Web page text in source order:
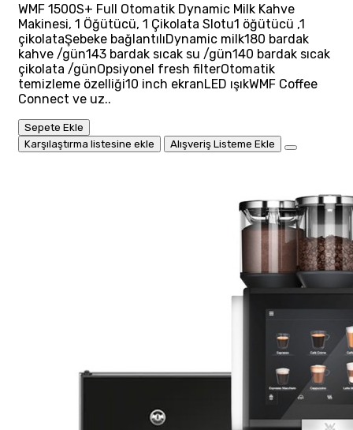
WMF 1500S+ Full Otomatik Dynamic Milk Kahve
Makinesi, 1 Öğütücü, 1 Çikolata Slotu1 öğütücü ,1
çikolataŞebeke bağlantılıDynamic milk180 bardak
kahve /gün143 bardak sıcak su /gün140 bardak sıcak
çikolata /günOpsiyonel fresh filterOtomatik
temizleme özelliği10 inch ekranLED ışıkWMF Coffee
Connect ve uz..
Sepete Ekle
Karşılaştırma listesine ekle
Alışveriş Listeme Ekle